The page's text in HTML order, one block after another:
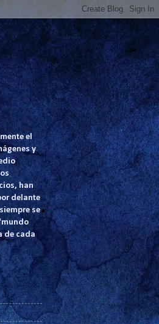
el
y
han
delante
se
de cada